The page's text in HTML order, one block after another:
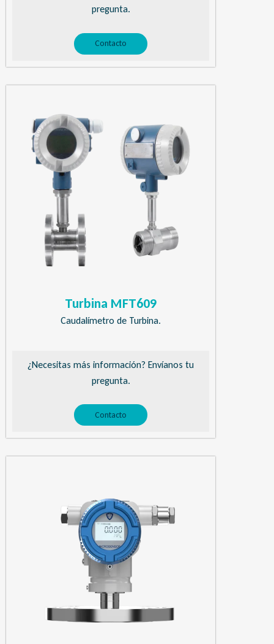
pregunta.
Contacto
Turbina MFT609
Caudalímetro de Turbina.
¿Necesitas más información? Envíanos tu
pregunta.
Contacto